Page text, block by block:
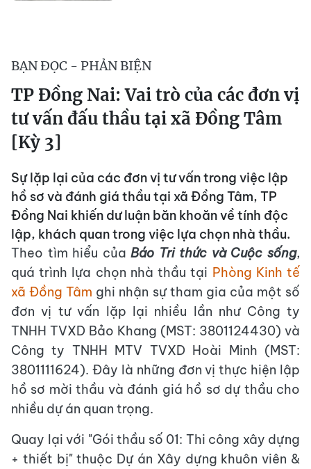
BẠN ĐỌC - PHẢN BIỆN
TP Đồng Nai: Vai trò của các đơn vị
tư vấn đấu thầu tại xã Đồng Tâm
[Kỳ 3]
Sự lặp lại của các đơn vị tư vấn trong việc lập
hồ sơ và đánh giá thầu tại xã Đồng Tâm, TP
Đồng Nai khiến dư luận băn khoăn về tính độc
lập, khách quan trong việc lựa chọn nhà thầu.
Theo tìm hiểu củaBáo Tri thức và Cuộc sống,
quá trình lựa chọn nhà thầu tại Phòng Kinh tế
xã Đồng Tâm ghi nhận sự tham gia của một số
đơn vị tư vấn lặp lại nhiều lần như Công ty
TNHH TVXD Bảo Khang (MST: 3801124430) và
Công ty TNHH MTV TVXD Hoài Minh (MST:
3801111624). Đây là những đơn vị thực hiện lập
hồ sơ mời thầu và đánh giá hồ sơ dự thầu cho
nhiều dự án quan trọng.
Quay lại với "Gói thầu số 01: Thi công xây dựng
+ thiết bị" thuộc Dự án Xây dựng khuôn viên &